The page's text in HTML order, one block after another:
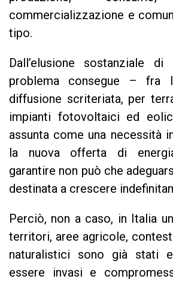
commercializzazione e
tipo.
Dall’elusione sostanziale
problema consegue – fra
diffusione scriteriata, per
impianti fotovoltaici ed
assunta come una necessità
la nuova offerta di
garantire non può che
destinata a crescere
Perciò, non a caso, in Italia
territori, aree agricole,
naturalistici sono già stati
essere invasi e